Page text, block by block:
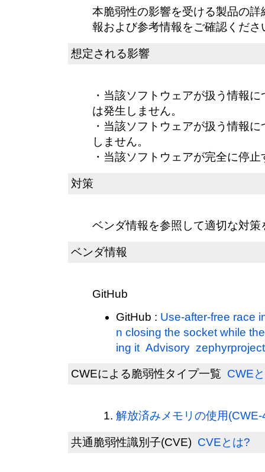
本脆弱性の影響を受ける製品の
報および参考情報をご確認くださ
想定される影響
・当該ソフトウェアが扱う情報
は発生しません。
・当該ソフトウェアが扱う情報
しません。
・当該ソフトウェアが完全に停
対策
ベンダ情報を参照して適切な対
ベンダ情報
GitHub
GitHub : Use-after-free race
n closing the socket while
ing it Advisory
CWEによる脆弱性タイプ一覧 CWE
解放済みメモリの使用
共通脆弱性識別子(CVE) CVEとは?